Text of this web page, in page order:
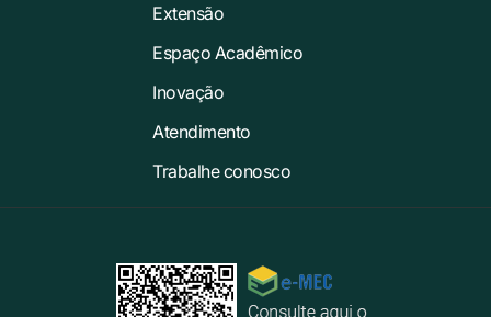
Extensão
Espaço Acadêmico
Inovação
Atendimento
Trabalhe conosco